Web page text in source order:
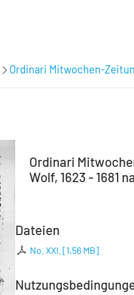
Ordinari Mitwochen-
Ordinari
Wolf, 1623 - 1681
Dateien
No. XXI. [1,56 MB]